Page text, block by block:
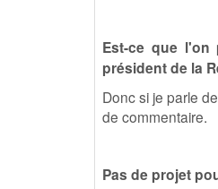
Est-ce que l'on
président de la
Donc si je parle
de commentaire.
Pas de projet